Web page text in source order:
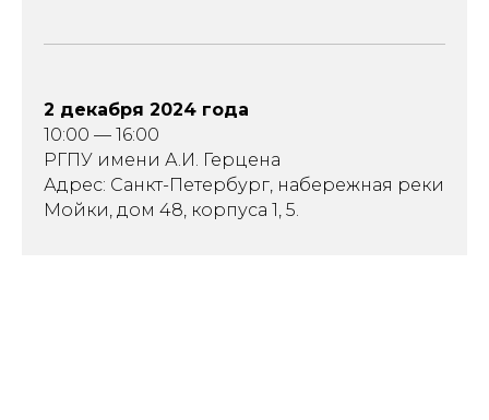
2 декабря 2024 года
10:00 — 16:00
РГПУ имени А.И. Герцена
Адрес: Санкт-Петербург, набережная реки
Мойки, дом 48, корпуса 1, 5.